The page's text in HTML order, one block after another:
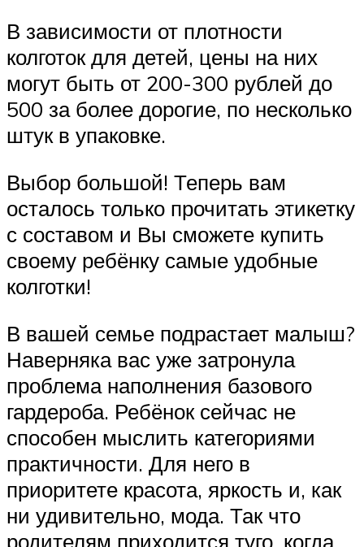
В зависимости от плотности
колготок для детей, цены на них
могут быть от 200-300 рублей до
500 за более дорогие, по несколько
штук в упаковке.
Выбор большой! Теперь вам
осталось только прочитать этикетку
с составом и Вы сможете купить
своему ребёнку самые удобные
колготки!
В вашей семье подрастает малыш?
Наверняка вас уже затронула
проблема наполнения базового
гардероба. Ребёнок сейчас не
способен мыслить категориями
практичности. Для него в
приоритете красота, яркость и, как
ни удивительно, мода. Так что
родителям приходится туго, когда